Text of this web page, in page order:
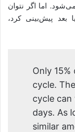
اما اگر نتوان
ظرف ۲ روز قبل یا بعد پیش‌بینی کرد،
Only
cycle.
cycle
days. As
similar